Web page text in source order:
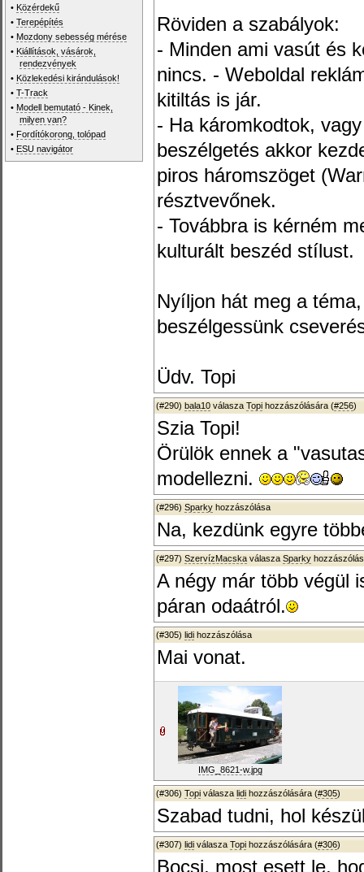
• Közérdekű
•Terepépítés
• Mozdony sebesség mérése
• Kiállítások, vásárok,
rendezvények
• Közlekedési kirándulások!
•T-Track
• Modell bemutató - Kinek,
milyen van?
• Fordítókorong, tolópad
• ESU navigátor
Röviden a szabályok:
- Minden ami vasút és
nincs. - Weboldal
kitiltás is jár.
- Ha káromkodtok,
beszélgetés akkor
piros háromszöget
résztvevőnek.
- Továbbra is kérném
kulturált beszéd stílust.
Nyíljon hát meg a
beszélgessünk
Üdv. Topi
(#290) bala10 válasza Topi hozzászólására (#256)
Szia Topi!
Örülök ennek a
modellezni.
(#296) Sparky hozzászólása
Na, kezdünk egyre
(#297) SzervízMacska válasza Sparky
A négy már több végül
páran odaátról.
(#305) lidi hozzászólása
Mai vonat.
IMG_8621-w.jpg
(#306) Topi válasza lidi hozzászólására (#305)
Szabad tudni, hol
(#307) lidi válasza Topi hozzászólására (#306)
Bocsi, most esett le,